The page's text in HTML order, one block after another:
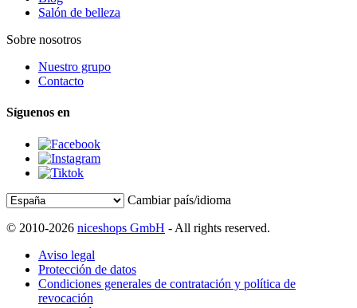
Salón de belleza
Sobre nosotros
Nuestro grupo
Contacto
Síguenos en
Cambiar país/idioma
© 2010-2026 niceshops GmbH - All rights reserved.
Aviso legal
Protección de datos
Condiciones generales de contratación y política de
revocación